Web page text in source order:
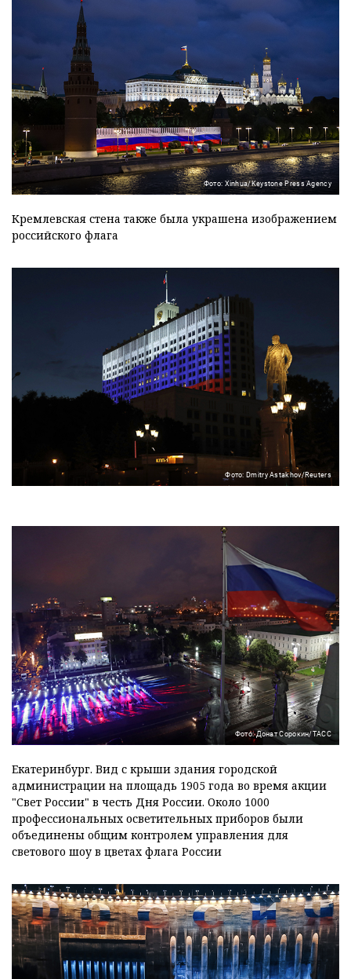
Фото: Xinhua/Keystone Press Agency
Кремлевская стена также была украшена изображением
российского флага
Фото: Dmitry Astakhov/Reuters
Фото: Донат Сорокин/ТАСС
Екатеринбург. Вид с крыши здания городской
администрации на площадь 1905 года во время акции
"Свет России" в честь Дня России. Около 1000
профессиональных осветительных приборов были
объединены общим контролем управления для
светового шоу в цветах флага России